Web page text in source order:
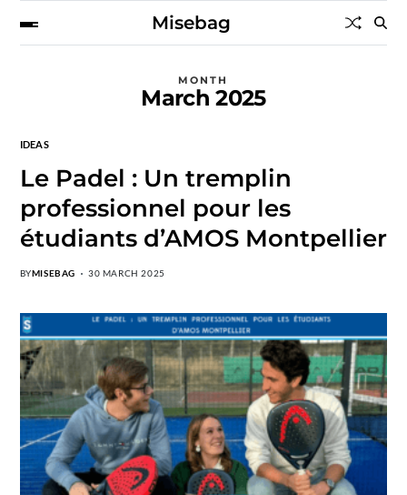
Misebag
MONTH
March 2025
IDEAS
Le Padel : Un tremplin
professionnel pour les
étudiants d’AMOS Montpellier
BYMISEBAG 30 MARCH 2025